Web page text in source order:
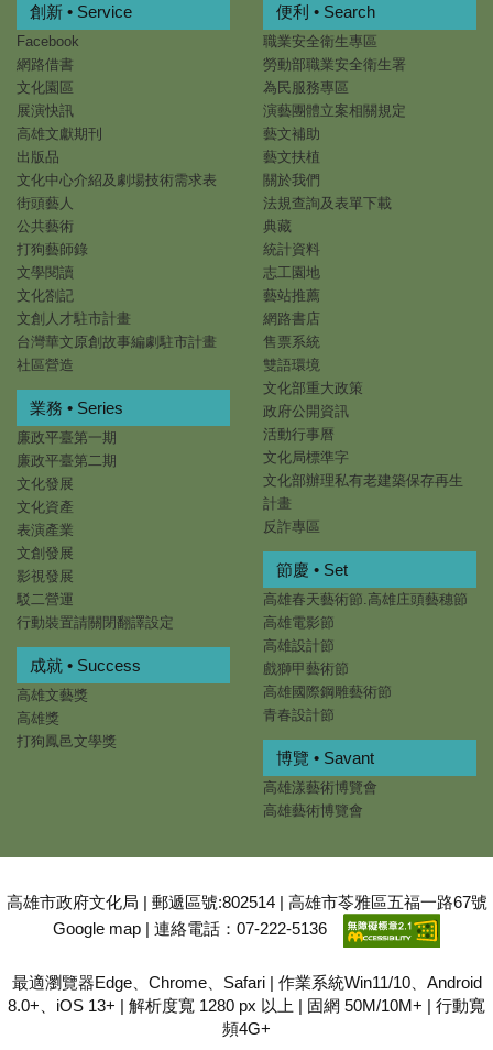
創新 • Service
Facebook
網路借書
文化園區
展演快訊
高雄文獻期刊
出版品
文化中心介紹及劇場技術需求表
街頭藝人
公共藝術
打狗藝師錄
文學閱讀
文化劄記
文創人才駐市計畫
台灣華文原創故事編劇駐市計畫
社區營造
便利 • Search
職業安全衛生專區
勞動部職業安全衛生署
為民服務專區
演藝團體立案相關規定
藝文補助
藝文扶植
關於我們
法規查詢及表單下載
典藏
統計資料
志工園地
藝站推薦
網路書店
售票系統
雙語環境
文化部重大政策
政府公開資訊
活動行事曆
文化局標準字
文化部辦理私有老建築保存再生
計畫
反詐專區
業務 • Series
廉政平臺第一期
廉政平臺第二期
文化發展
文化資產
表演產業
文創發展
影視發展
駁二營運
行動裝置請關閉翻譯設定
節慶 • Set
高雄春天藝術節.高雄庄頭藝穗節
高雄電影節
高雄設計節
戲獅甲藝術節
高雄國際鋼雕藝術節
青春設計節
成就 • Success
高雄文藝獎
高雄獎
打狗鳳邑文學獎
博覽 • Savant
高雄漾藝術博覽會
高雄藝術博覽會
高雄市政府文化局 | 郵遞區號:802514 | 高雄市苓雅區五福一路67號
Google map | 連絡電話：07-222-5136
最適瀏覽器Edge、Chrome、Safari | 作業系統Win11/10、Android
8.0+、iOS 13+ | 解析度寬 1280 px 以上 | 固網 50M/10M+ | 行動寬
頻4G+